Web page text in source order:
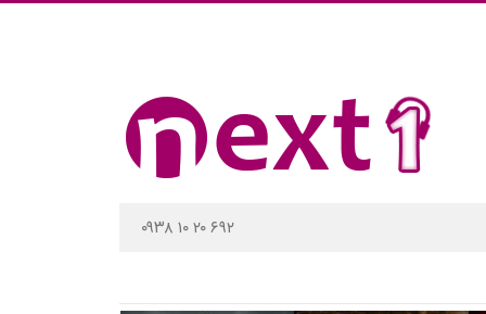
۰۹۳۸ ۱۰ ۲۰ ۶۹۲